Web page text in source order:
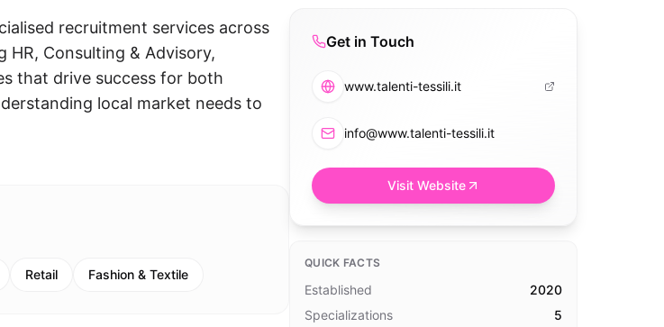
recruitment services across
HR, Consulting & Advisory,
that drive success for both
local market needs to
Retail Fashion & Textile
Get in Touch
www.talenti-tessili.it
info@www.talenti-tessili.it
Visit Website
QUICK FACTS
Established
2020
Specializations
5